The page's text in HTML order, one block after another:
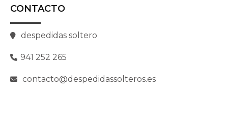
CONTACTO
despedidas soltero
941 252 265
contacto@despedidassolteros.es